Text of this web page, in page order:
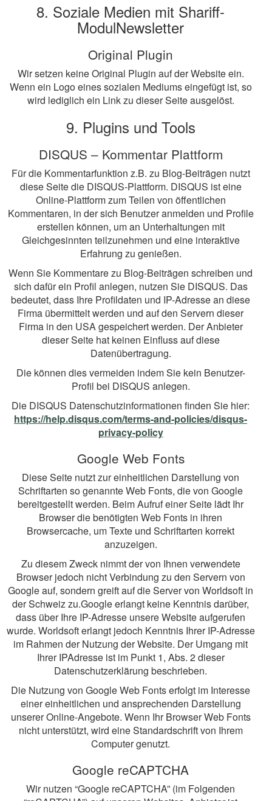
8. Soziale Medien mit Shariff-
ModulNewsletter
Original Plugin
Wir setzen keine Original Plugin auf der Website ein.
Wenn ein Logo eines sozialen Mediums eingefügt ist, so
wird lediglich ein Link zu dieser Seite ausgelöst.
9. Plugins und Tools
DISQUS – Kommentar Plattform
Für die Kommentarfunktion z.B. zu Blog-Beiträgen nutzt
diese Seite die DISQUS-Plattform. DISQUS ist eine
Online-Plattform zum Teilen von öffentlichen
Kommentaren, in der sich Benutzer anmelden und Profile
erstellen können, um an Unterhaltungen mit
Gleichgesinnten teilzunehmen und eine interaktive
Erfahrung zu genießen.
Wenn Sie Kommentare zu Blog-Beiträgen schreiben und
sich dafür ein Profil anlegen, nutzen Sie DISQUS. Das
bedeutet, dass Ihre Profildaten und IP-Adresse an diese
Firma übermittelt werden und auf den Servern dieser
Firma in den USA gespeichert werden. Der Anbieter
dieser Seite hat keinen Einfluss auf diese
Datenübertragung.
Die können dies vermeiden indem Sie kein Benutzer-
Profil bei DISQUS anlegen.
Die DISQUS Datenschutzinformationen finden Sie hier:
https://help.disqus.com/terms-and-policies/disqus-
privacy-policy
Google Web Fonts
Diese Seite nutzt zur einheitlichen Darstellung von
Schriftarten so genannte Web Fonts, die von Google
bereitgestellt werden. Beim Aufruf einer Seite lädt Ihr
Browser die benötigten Web Fonts in ihren
Browsercache, um Texte und Schriftarten korrekt
anzuzeigen.
Zu diesem Zweck nimmt der von Ihnen verwendete
Browser jedoch nicht Verbindung zu den Servern von
Google auf, sondern greift auf die Server von Worldsoft in
der Schweiz zu.Google erlangt keine Kenntnis darüber,
dass über Ihre IP-Adresse unsere Website aufgerufen
wurde. Worldsoft erlangt jedoch Kenntnis Ihrer IP-Adresse
im Rahmen der Nutzung der Website. Der Umgang mit
Ihrer IPAdresse ist im Punkt 1, Abs. 2 dieser
Datenschutzerklärung beschrieben.
Die Nutzung von Google Web Fonts erfolgt im Interesse
einer einheitlichen und ansprechenden Darstellung
unserer Online-Angebote. Wenn Ihr Browser Web Fonts
nicht unterstützt, wird eine Standardschrift von Ihrem
Computer genutzt.
Google reCAPTCHA
Wir nutzen “Google reCAPTCHA” (im Folgenden